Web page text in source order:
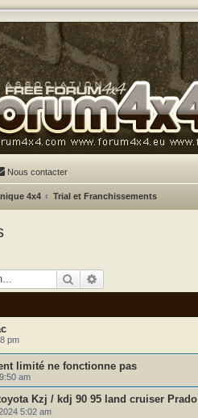
Nous contacter
4x4 Trial et Franchissements
Rechercher
pm
limité ne fonctionne pas
am
Kzj / kdj 90 95 land cruiser Prado
5:02 am